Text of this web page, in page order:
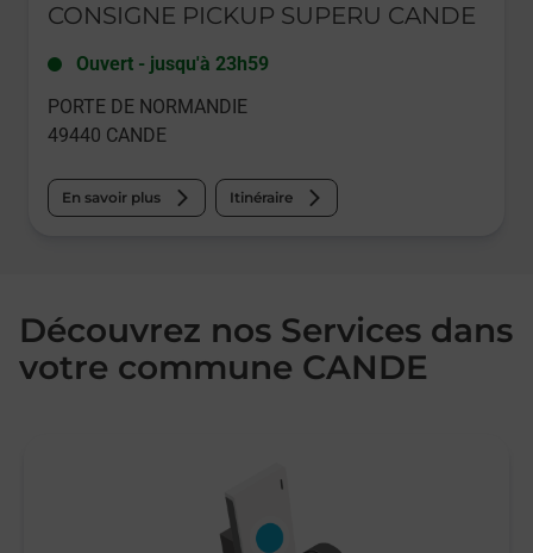
CONSIGNE PICKUP SUPERU CANDE
Ouvert - jusqu'à 23h59
PORTE DE NORMANDIE
49440 CANDE
En savoir plus Itinéraire
Découvrez nos Services dans
votre commune CANDE